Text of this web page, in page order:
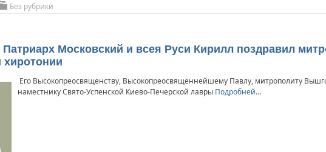
Без рубрики
Московский и всея Руси Кирилл поздравил
хиротонии
Его Высокопреосвященству, Высокопреосвященнейшему Павлу, митрополиту
наместнику Свято-Успенской Киево-Печерской лавры Подробней…